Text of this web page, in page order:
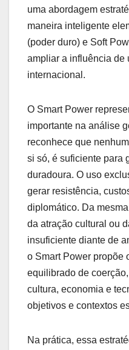
uma abordagem
maneira inteligente
(poder duro) e Soft
ampliar a influência de
internacional.
O Smart Power
importante na análise
reconhece que
si só, é suficiente para
duradoura. O uso
gerar resistência,
diplomático. Da
da atração cultural ou
insuficiente diante de
o Smart Power propõe
equilibrado de
cultura, economia e
objetivos e contextos
Na prática, essa